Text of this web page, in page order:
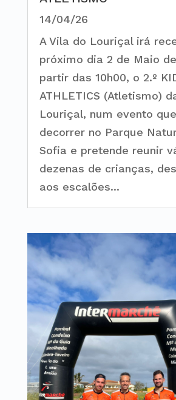
14/04/26
A Vila do Louriçal irá
próximo dia 2 de Maio
partir das 10h00, o 2.º
ATHLETICS (Atletismo)
Louriçal, num evento
decorrer no Parque
Sofia e pretende reunir
dezenas de crianças,
aos escalões...